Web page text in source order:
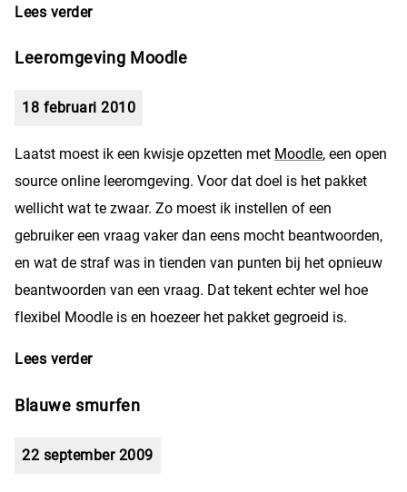
Lees verderover Schermafdrukken in Firefox
Leeromgeving Moodle
18 februari 2010
Laatst moest ik een kwisje opzetten met Moodle, een open
source online leeromgeving. Voor dat doel is het pakket
wellicht wat te zwaar. Zo moest ik instellen of een
gebruiker een vraag vaker dan eens mocht beantwoorden,
en wat de straf was in tienden van punten bij het opnieuw
beantwoorden van een vraag. Dat tekent echter wel hoe
flexibel Moodle is en hoezeer het pakket gegroeid is.
Lees verderover Leeromgeving Moodle
Blauwe smurfen
22 september 2009